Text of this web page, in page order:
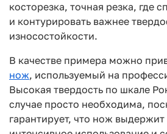
косторезка, точная резка, где
и контурировать важнее
износостойкости.
В качестве примера можно
нож, используемый на
Высокая твердость по шкале
случае просто необходима,
гарантирует, что нож